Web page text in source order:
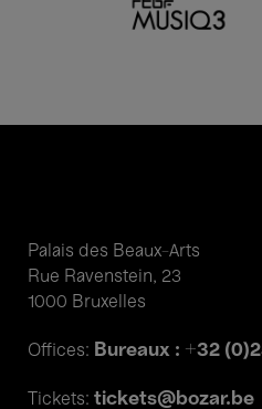
Palais des Beaux-Arts
Rue Ravenstein, 23
1000 Bruxelles
Offices: Bureaux : +32
Tickets: tickets@bozar.be